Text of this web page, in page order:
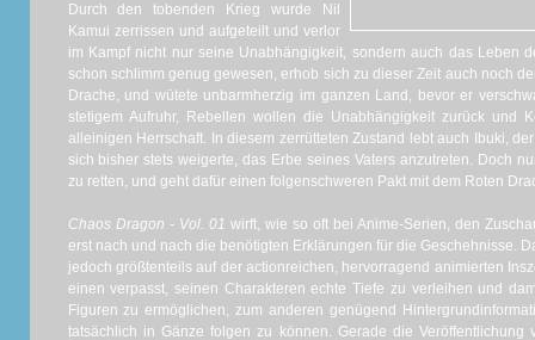
Durch den tobenden Krieg wurde Nil
Kamui zerrissen und aufgeteilt und verlor
im Kampf nicht nur seine Unabhängigkeit, sondern auch das Leben
schon schlimm genug gewesen, erhob sich zu dieser Zeit auch noch
Drache, und wütete unbarmherzig im ganzen Land, bevor er
stetigem Aufruhr, Rebellen wollen die Unabhängigkeit zurück und
alleinigen Herrschaft. In diesem zerrütteten Zustand lebt auch Ibuki,
sich bisher stets weigerte, das Erbe seines Vaters anzutreten. Doch
zu retten, und geht dafür einen folgenschweren Pakt mit dem Roten
Chaos Dragon - Vol. 01 wirft, wie so oft bei Anime-Serien, den
erst nach und nach die benötigten Erklärungen für die Geschehnisse.
jedoch größtenteils auf der actionreichen, hervorragend animierten
einen verpasst, seinen Charakteren echte Tiefe zu verleihen und
Figuren zu ermöglichen, zum anderen genügend
tatsächlich in Gänze folgen zu können. Gerade die